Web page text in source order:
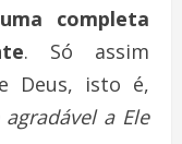
completa
. Só assim
Deus, isto é,
a Ele